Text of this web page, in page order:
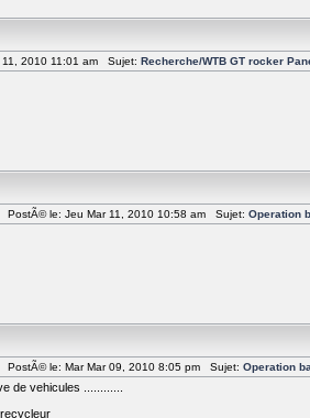
2010 11:01 am Sujet: Recherche/WTB GT rocker
le: Jeu Mar 11, 2010 10:58 am Sujet: Operation
le: Mar Mar 09, 2010 8:05 pm Sujet: Operation
de vehicules ............